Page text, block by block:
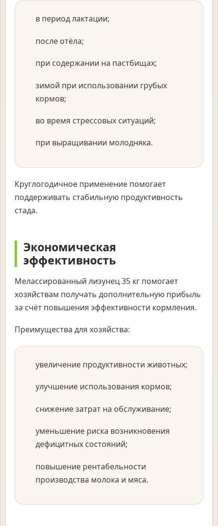
в период лактации;
после отёла;
при содержании на пастбищах;
зимой при использовании грубых
кормов;
во время стрессовых ситуаций;
при выращивании молодняка.
Круглогодичное применение помогает
поддерживать стабильную продуктивность
стада.
Экономическая
эффективность
Мелассированный лизунец 35 кг помогает
хозяйствам получать дополнительную прибыль
за счёт повышения эффективности кормления.
Преимущества для хозяйства:
увеличение продуктивности животных;
улучшение использования кормов;
снижение затрат на обслуживание;
уменьшение риска возникновения
дефицитных состояний;
повышение рентабельности
производства молока и мяса.